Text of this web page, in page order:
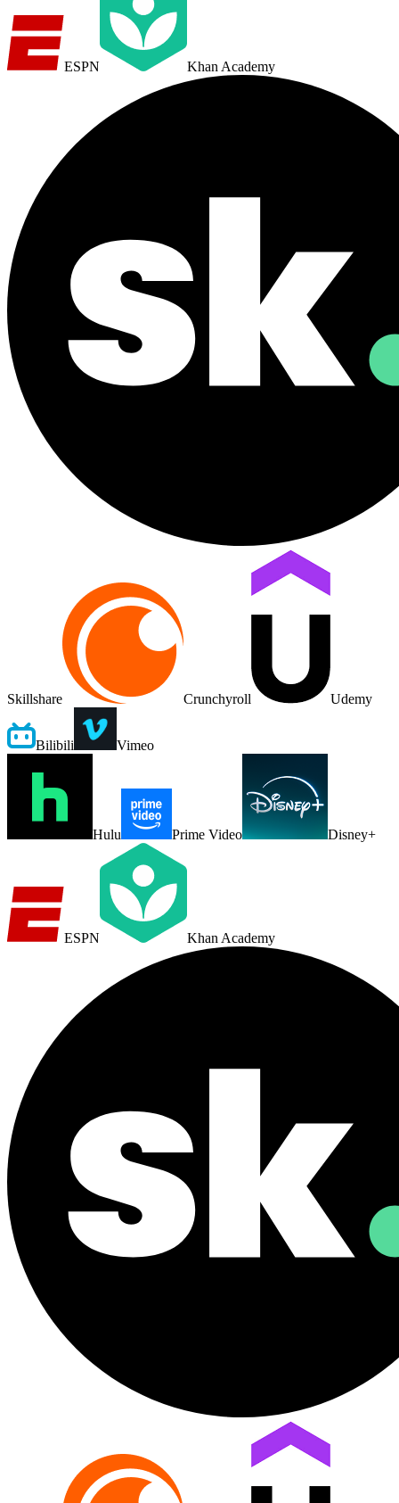
ESPN Khan Academy
Skillshare Crunchyroll Udemy
Bilibili Vimeo
Hulu Prime Video Disney+
ESPN Khan Academy